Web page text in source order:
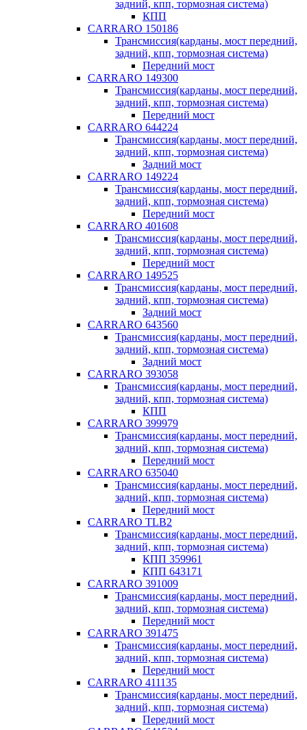
задний, кпп, тормозная система)
КПП
CARRARO 150186
Трансмиссия(карданы, мост передний,
задний, кпп, тормозная система)
Передний мост
CARRARO 149300
Трансмиссия(карданы, мост передний,
задний, кпп, тормозная система)
Передний мост
CARRARO 644224
Трансмиссия(карданы, мост передний,
задний, кпп, тормозная система)
Задний мост
CARRARO 149224
Трансмиссия(карданы, мост передний,
задний, кпп, тормозная система)
Передний мост
CARRARO 401608
Трансмиссия(карданы, мост передний,
задний, кпп, тормозная система)
Передний мост
CARRARO 149525
Трансмиссия(карданы, мост передний,
задний, кпп, тормозная система)
Задний мост
CARRARO 643560
Трансмиссия(карданы, мост передний,
задний, кпп, тормозная система)
Задний мост
CARRARO 393058
Трансмиссия(карданы, мост передний,
задний, кпп, тормозная система)
КПП
CARRARO 399979
Трансмиссия(карданы, мост передний,
задний, кпп, тормозная система)
Передний мост
CARRARO 635040
Трансмиссия(карданы, мост передний,
задний, кпп, тормозная система)
Передний мост
CARRARO TLB2
Трансмиссия(карданы, мост передний,
задний, кпп, тормозная система)
КПП 359961
КПП 643171
CARRARO 391009
Трансмиссия(карданы, мост передний,
задний, кпп, тормозная система)
Передний мост
CARRARO 391475
Трансмиссия(карданы, мост передний,
задний, кпп, тормозная система)
Передний мост
CARRARO 411135
Трансмиссия(карданы, мост передний,
задний, кпп, тормозная система)
Передний мост